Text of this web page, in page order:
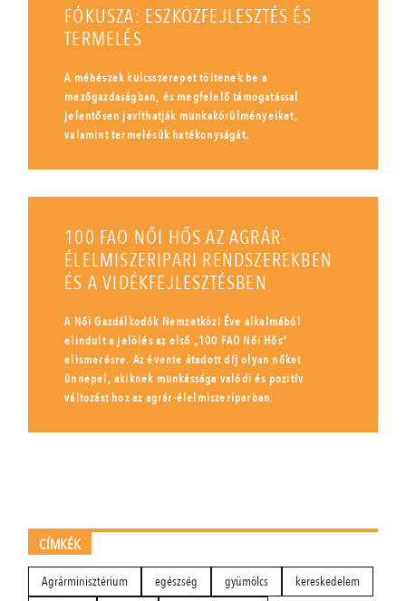
FÓKUSZA: ESZKÖZFEJLESZTÉS ÉS
TERMELÉS
A méhészek kulcsszerepet töltenek be a
mezőgazdaságban, és megfelelő támogatással
jelentősen javíthatják munkakörülményeiket,
valamint termelésük hatékonyságát.
100 FAO NŐI HŐS AZ AGRÁR-
ÉLELMISZERIPARI RENDSZEREKBEN
ÉS A VIDÉKFEJLESZTÉSBEN
A Női Gazdálkodók Nemzetközi Éve alkalmából
elindult a jelölés az első „100 FAO Női Hős”
elismerésre. Az évente átadott díj olyan nőket
ünnepel, akiknek munkássága valódi és pozitív
változást hoz az agrár-élelmiszeriparban.
CÍMKÉK
Agrárminisztérium egészség gyümölcs
kereskedelem